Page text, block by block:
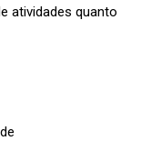
atividades quanto